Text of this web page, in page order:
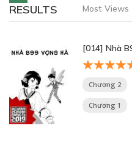
RESULTS
Most Views
[014] Nhà
Chương 2
Chương 1